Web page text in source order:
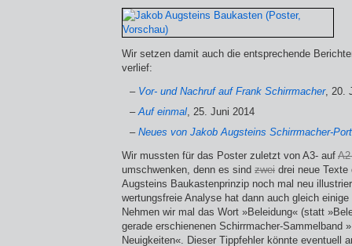
Wir setzen damit auch die entsprechende
verlief:
Vor- und Nachruf auf Frank Schirrmacher, 20.
Auf einmal, 25. Juni 2014
Neues von Jakob Augsteins Schirrmacher-
Wir mussten für das Poster zuletzt von A3- auf
umschwenken, denn es sind zwei drei neue
Augsteins Baukastenprinzip noch mal neu
wertungsfreie Analyse hat dann auch gleich
Nehmen wir mal das Wort »Beleidung« (statt
gerade erschienenen Schirrmacher-Sammelband
Neuigkeiten«. Dieser Tippfehler könnte eventuell